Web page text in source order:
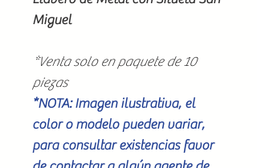
Miguel
*Venta solo en paquete de 10
piezas
*NOTA: Imagen ilustrativa, el
color o modelo pueden variar,
para consultar existencias favor